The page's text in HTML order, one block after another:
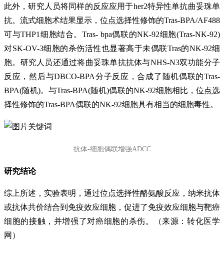
此外，研究人员将同样的反应应用于her2特异性单抗曲妥珠单
抗。流式细胞术结果显示，位点选择性修饰的Tras-BPA/AF488
可与THP1细胞结合。Tras- bpa偶联的NK-92细胞(Tras-NK-92)
对SK-OV-3细胞的杀伤活性也显著高于未偶联Tras的NK-92细
胞。研究人员还通过将曲妥珠单抗抗体与NHS-N3双功能分子
反应，然后与DBCO-BPA分子反应，合成了随机偶联的Tras-
BPA(随机)。与Tras-BPA(随机)偶联的NK-92细胞相比，位点选
择性修饰的Tras-BPA偶联的NK-92细胞具有相当的细胞毒性。
抗体-细胞偶联增强ADCC
研究结论
综上所述，实验表明，通过位点选择性酪氨酸反应，纳米抗体
或抗体共价结合到免疫效应细胞，促进了免疫效应细胞与靶癌
细胞的接触，并增强了对癌细胞的杀伤。（来源：转化医学
网）